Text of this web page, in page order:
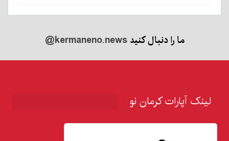
ما را دنبال کنید@kermaneno.news
لینک آپارات کرمان نو